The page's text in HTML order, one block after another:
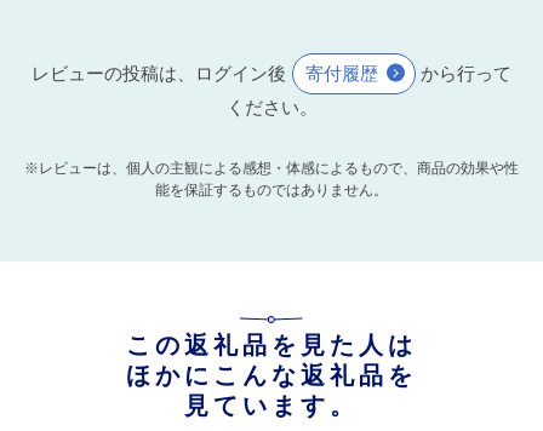
レビューの投稿は、ログイン後 寄付履歴
から行って
ください。
※レビューは、個人の主観による感想・体感によるもので、商品の効果や性
能を保証するものではありません。
この返礼品を見た人は
ほかにこんな返礼品を
見ています。